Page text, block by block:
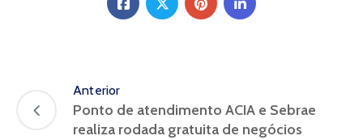
Anterior
Ponto de atendimento ACIA e Sebrae
realiza rodada gratuita de negócios